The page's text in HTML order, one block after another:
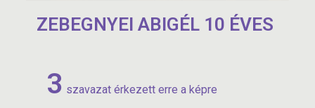
ZEBEGNYEI ABIGÉL 10 ÉVES
3 szavazat érkezett erre a képre